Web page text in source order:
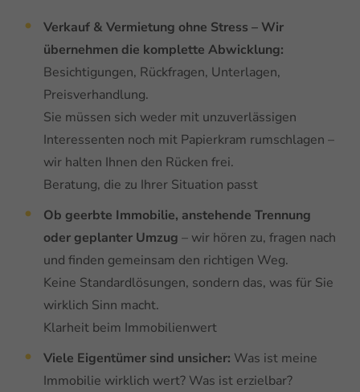
Verkauf & Vermietung ohne Stress –Wir
übernehmen die komplette Abwicklung:
Besichtigungen, Rückfragen, Unterlagen,
Preisverhandlung.
Sie müssen sich weder mit unzuverlässigen
Interessenten noch mit Papierkram rumschlagen –
wir halten Ihnen den Rücken frei.
Beratung, die zu Ihrer Situation passt
Ob geerbte Immobilie, anstehende Trennung
oder geplanter Umzug – wir hören zu, fragen nach
und finden gemeinsam den richtigen Weg.
Keine Standardlösungen, sondern das, was für Sie
wirklich Sinn macht.
Klarheit beim Immobilienwert
Viele Eigentümer sind unsicher: Was ist meine
Immobilie wirklich wert? Was ist erzielbar?